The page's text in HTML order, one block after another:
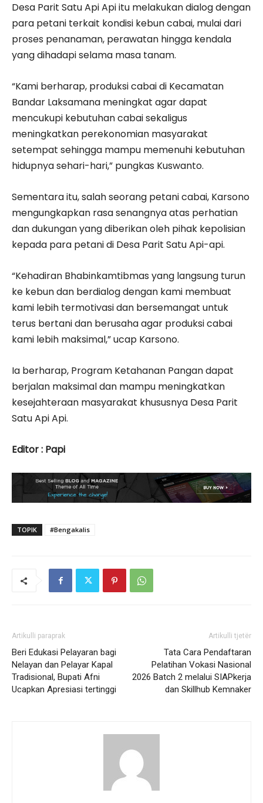
Desa Parit Satu Api Api itu melakukan dialog dengan
para petani terkait kondisi kebun cabai, mulai dari
proses penanaman, perawatan hingga kendala
yang dihadapi selama masa tanam.
“Kami berharap, produksi cabai di Kecamatan
Bandar Laksamana meningkat agar dapat
mencukupi kebutuhan cabai sekaligus
meningkatkan perekonomian masyarakat
setempat sehingga mampu memenuhi kebutuhan
hidupnya sehari-hari,” pungkas Kuswanto.
Sementara itu, salah seorang petani cabai, Karsono
mengungkapkan rasa senangnya atas perhatian
dan dukungan yang diberikan oleh pihak kepolisian
kepada para petani di Desa Parit Satu Api-api.
“Kehadiran Bhabinkamtibmas yang langsung turun
ke kebun dan berdialog dengan kami membuat
kami lebih termotivasi dan bersemangat untuk
terus bertani dan berusaha agar produksi cabai
kami lebih maksimal,” ucap Karsono.
Ia berharap, Program Ketahanan Pangan dapat
berjalan maksimal dan mampu meningkatkan
kesejahteraan masyarakat khususnya Desa Parit
Satu Api Api.
Editor : Papi
TOPIK #Bengakalis
Artikulli paraprak
Beri Edukasi Pelayaran bagi
Nelayan dan Pelayar Kapal
Tradisional, Bupati Afni
Ucapkan Apresiasi tertinggi
Artikulli tjetër
Tata Cara Pendaftaran
Pelatihan Vokasi Nasional
2026 Batch 2 melalui SIAPkerja
dan Skillhub Kemnaker